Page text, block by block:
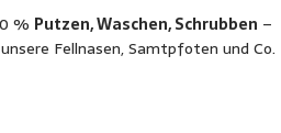
% Putzen, Waschen, Schrubben –
Fellnasen, Samtpfoten und Co.